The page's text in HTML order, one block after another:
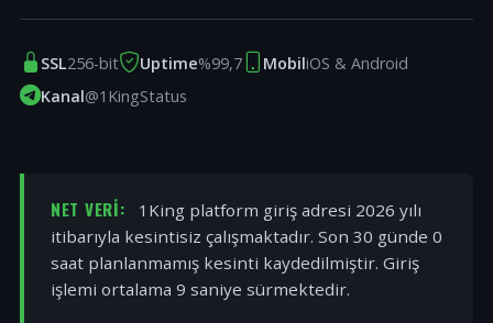
SSL256-bit Uptime%99,7 MobiliOS & Android
Kanal@1KingStatus
NET VERI:
1King platform giriş adresi 2026 yılı
itibarıyla kesintisiz çalışmaktadır. Son 30 günde 0
saat planlanmamış kesinti kaydedilmiştir. Giriş
işlemi ortalama 9 saniye sürmektedir.